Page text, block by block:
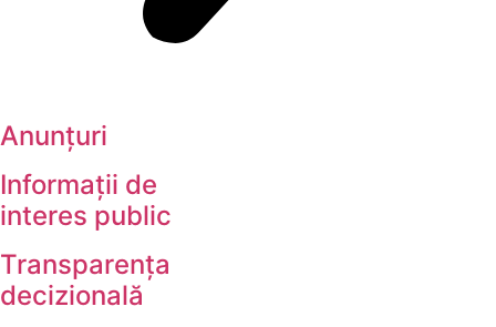
Anunțuri
Informații de
interes public
Transparența
decizională